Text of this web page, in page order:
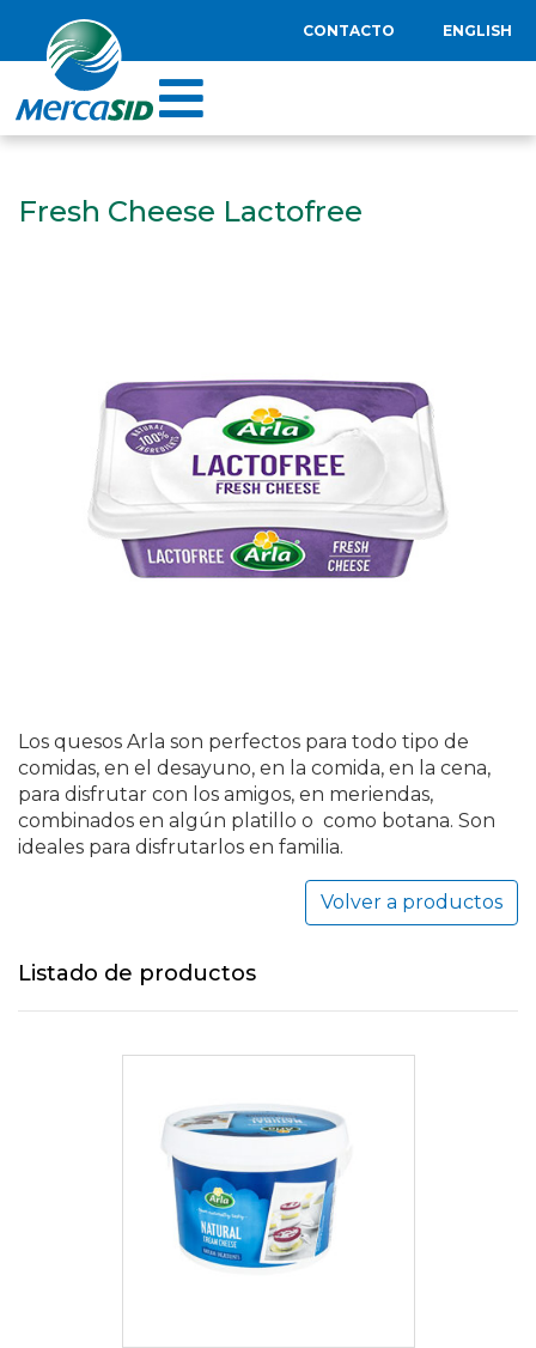
CONTACTO ENGLISH
Fresh Cheese Lactofree
Los quesos Arla son perfectos para todo tipo de
comidas, en el desayuno, en la comida, en la cena,
para disfrutar con los amigos, en meriendas,
combinados en algún platillo o como botana. Son
ideales para disfrutarlos en familia.
Volver a productos
Listado de productos